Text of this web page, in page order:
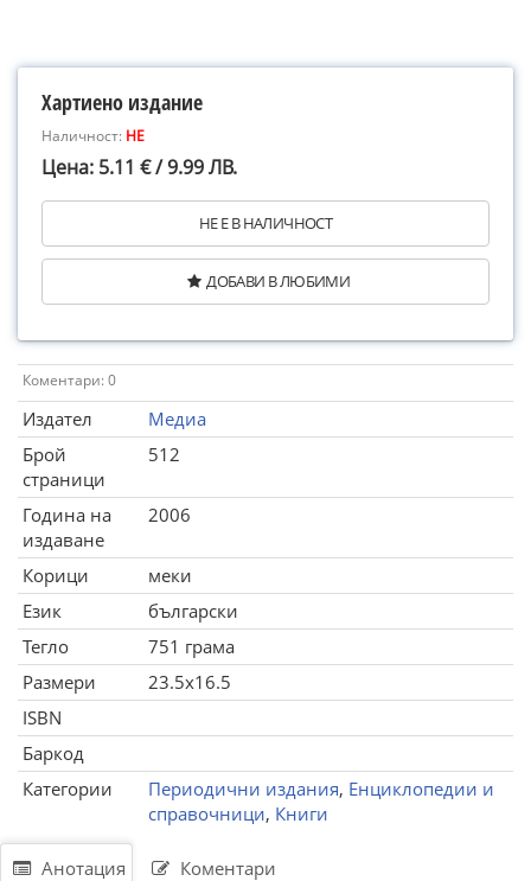
Хартиено издание
Наличност: НЕ
Цена: 5.11 € / 9.99 ЛВ.
НЕ Е В НАЛИЧНОСТ
ДОБАВИ В ЛЮБИМИ
Коментари: 0
Издател
Медиа
Брой
страници
512
Година на
издаване
2006
Корици
меки
Език
български
Тегло
751 грама
Размери
23.5x16.5
ISBN
Баркод
Категории
Периодични издания, Енциклопедии и
справочници, Книги
Анотация Коментари